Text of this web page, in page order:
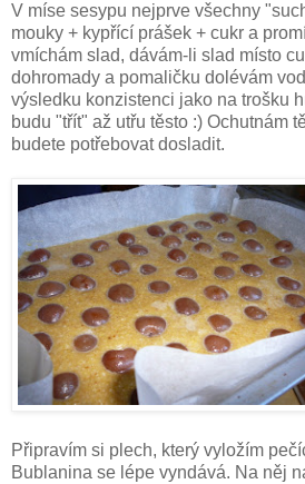
V míse sesypu nejprve všechny
mouky + kypřící prášek + cukr a
vmíchám slad, dávám-li slad místo
dohromady a pomaličku dolévám
výsledku konzistenci jako na trošku
budu "třít" až utřu těsto :) Ochutnám
budete potřebovat dosladit.
Připravím si plech, který vyložím
Bublanina se lépe vyndává. Na něj